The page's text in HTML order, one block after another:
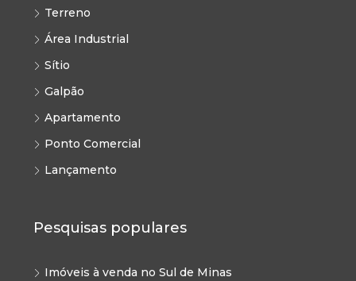
Terreno
Área Industrial
Sítio
Galpão
Apartamento
Ponto Comercial
Lançamento
Pesquisas populares
Imóveis à venda no Sul de Minas